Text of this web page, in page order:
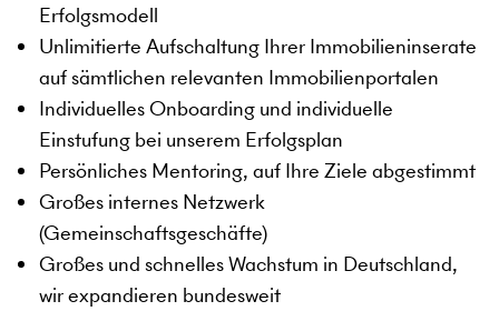
Erfolgsmodell
Unlimitierte Aufschaltung Ihrer Immobilieninserate
auf sämtlichen relevanten Immobilienportalen
Individuelles Onboarding und individuelle
Einstufung bei unserem Erfolgsplan
Persönliches Mentoring, auf Ihre Ziele abgestimmt
Großes internes Netzwerk
(Gemeinschaftsgeschäfte)
Großes und schnelles Wachstum in Deutschland,
wir expandieren bundesweit